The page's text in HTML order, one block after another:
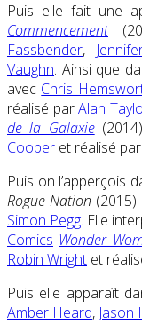
Puis elle fait une
Commencement
Fassbender,
Vaughn. Ainsi que
avec Chris
réalisé parAlan
de la Galaxie
Cooper et réalisé par
Puis on l’apperçois
Rogue Nation (2015)
Simon Pegg. Elle
Comics Wonder
Robin Wright et
Puis elle apparaît
Amber Heard, Jason